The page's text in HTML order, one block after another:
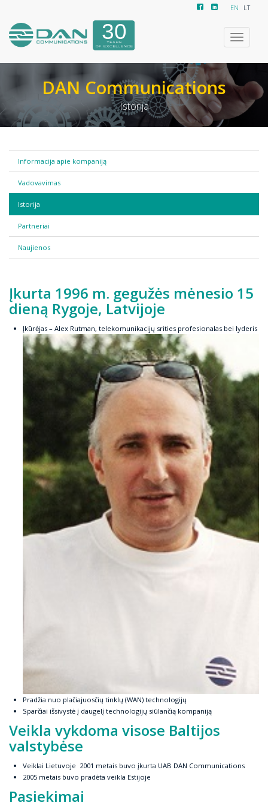
EN LT
Toggle
DAN Communications
Istorija
Informacija apie kompaniją
Vadovavimas
Istorija
Partneriai
Naujienos
Įkurta 1996 m. gegužės mėnesio 15
dieną Rygoje, Latvijoje
Įkūrėjas – Alex Rutman, telekomunikacijų srities profesionalas bei lyderis
Pradžia nuo plačiajuosčių tinklų (WAN) technologijų
Sparčiai išsivystė į daugelį technologijų siūlančią kompaniją
Veikla vykdoma visose Baltijos
valstybėse
Veiklai Lietuvoje 2001 metais buvo įkurta UAB DAN Communications
2005 metais buvo pradėta veikla Estijoje
Pasiekimai